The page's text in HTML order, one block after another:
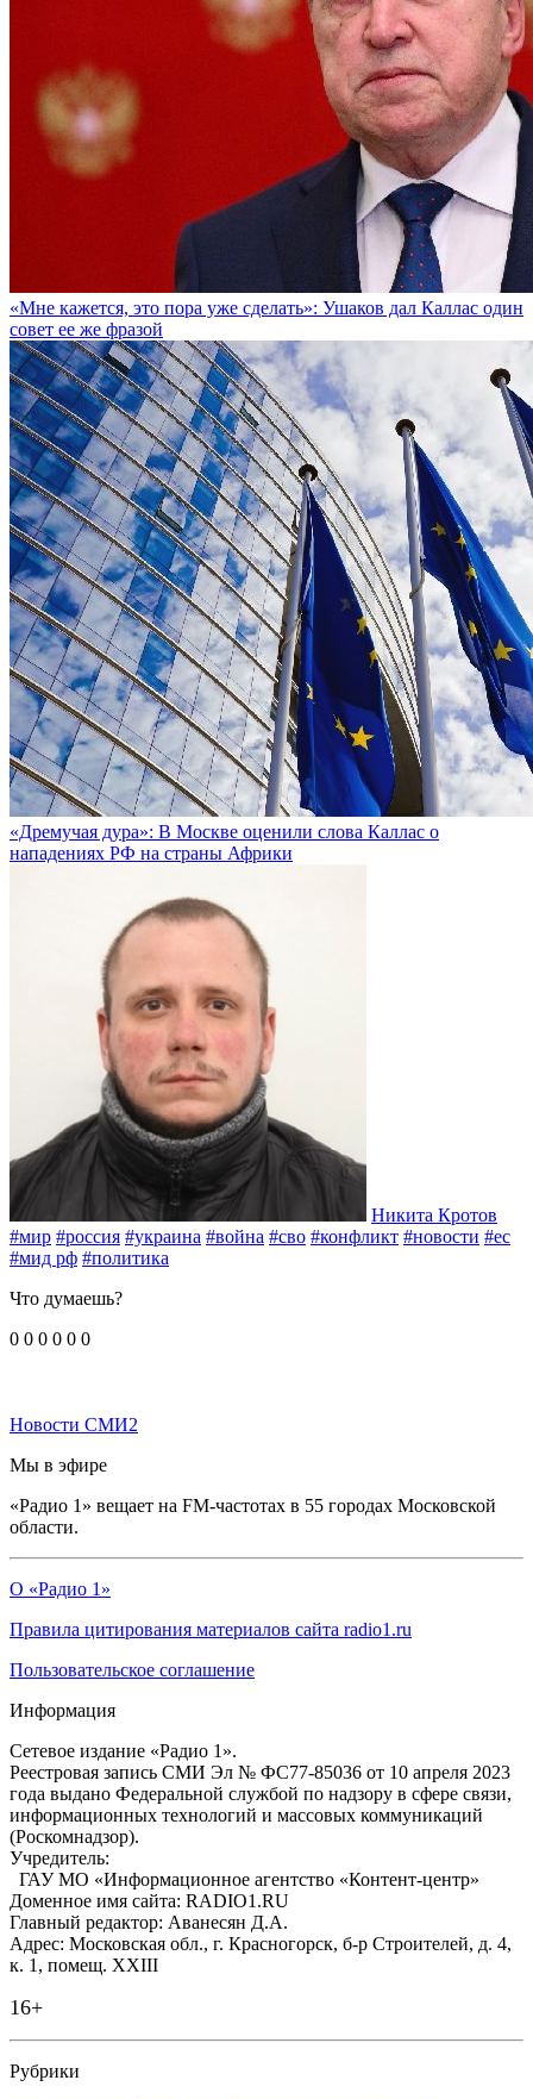
«Мне кажется, это пора уже сделать»: Ушаков дал Каллас один
совет ее же фразой
«Дремучая дура»: В Москве оценили слова Каллас о
нападениях РФ на страны Африки
Никита Кротов
#мир #россия #украина #война #сво #конфликт #новости #ес
#мид рф #политика
Что думаешь?
0 0 0 0 0 0
Новости СМИ2
Мы в эфире
«Радио 1» вещает на FM-частотах в 55 городах Московской
области.
О «Радио 1»
Правила цитирования материалов сайта radio1.ru
Пользовательское соглашение
Информация
Сетевое издание «Радио 1».
Реестровая запись СМИ Эл № ФС77-85036 от 10 апреля 2023
года выдано Федеральной службой по надзору в сфере связи,
информационных технологий и массовых коммуникаций
(Роскомнадзор).
Учредитель:
ГАУ МО «Информационное агентство «Контент-центр»
Доменное имя сайта: RADIO1.RU
Главный редактор: Аванесян Д.А.
Адрес: Московская обл., г. Красногорск, б-р Строителей, д. 4,
к. 1, помещ. XXIII
16+
Рубрики